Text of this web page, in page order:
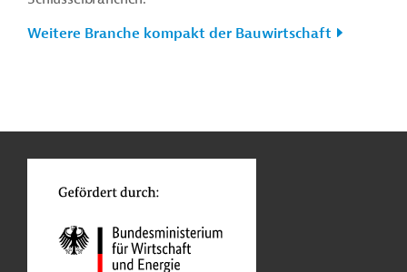
Weitere Branche kompakt der Bauwirtschaft